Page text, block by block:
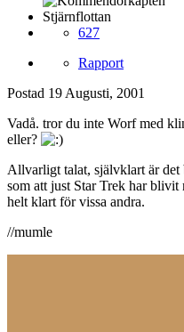
Stjärnflottan
627
Rapport
Postad 19 Augusti, 2001
Vadå. tror du inte Worf med
eller?
Allvarligt talat, självklart är det
som att just Star Trek har
helt klart för vissa andra.
//mumle